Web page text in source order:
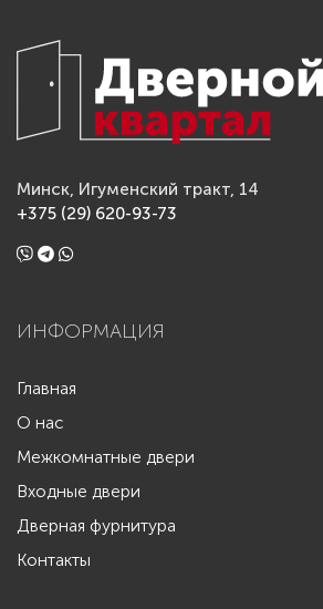
Минск, Игуменский тракт, 14
+375 (29) 620-93-73
ИНФОРМАЦИЯ
Главная
О нас
Межкомнатные двери
Входные двери
Дверная фурнитура
Контакты